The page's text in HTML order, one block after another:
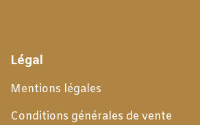
Légal
Mentions légales
Conditions générales de vente